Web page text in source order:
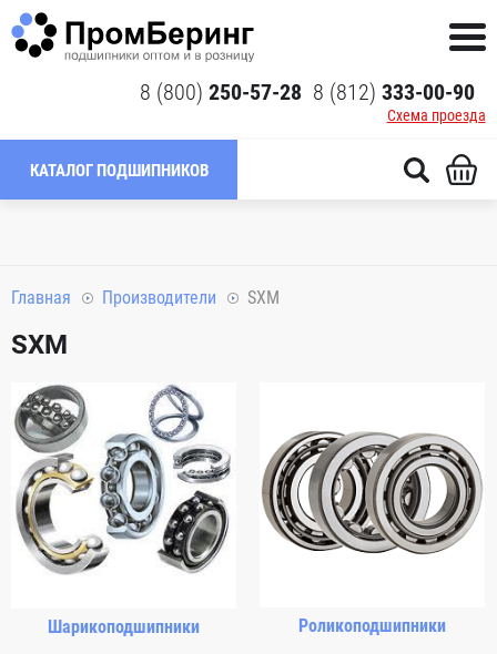
8 (800) 250-57-28 8 (812) 333-00-90
Схема проезда
КАТАЛОГ ПОДШИПНИКОВ
Главная Производители SXM
SXM
Шарикоподшипники Роликоподшипники